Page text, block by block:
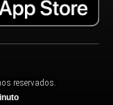
reservados.